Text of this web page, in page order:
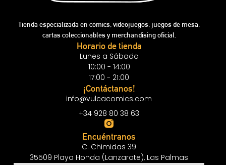
Tienda especializada en cómics, videojuegos, juegos de mesa,
cartas coleccionables y merchandising oficial.
Horario de tienda
Lunes a Sábado
10:00 - 14:00
17:00 - 21:00
¡Contáctanos!
info@vulcacomics.com
+34 928 80 38 63
Encuéntranos
C. Chimidas 39
35509 Playa Honda (Lanzarote), Las Palmas